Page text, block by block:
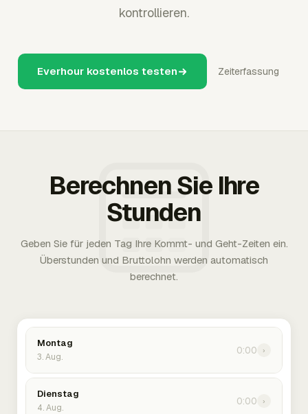
kontrollieren.
Everhour kostenlos testen Zeiterfassung
Berechnen Sie Ihre
Stunden
Geben Sie für jeden Tag Ihre Kommt- und Geht-Zeiten ein.
Überstunden und Bruttolohn werden automatisch
berechnet.
Montag
3. Aug.
0:00 ›
Dienstag
4. Aug.
0:00 ›